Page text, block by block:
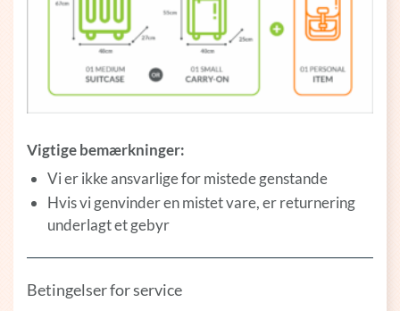
Vigtige bemærkninger:
Vi er ikke ansvarlige for mistede genstande
Hvis vi genvinder en mistet vare, er returnering
underlagt et gebyr
Betingelser for service